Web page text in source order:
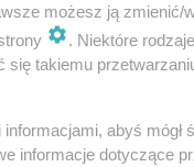
w
możesz ją
. Niektóre
takiemu
abyś
informacje dotyczące